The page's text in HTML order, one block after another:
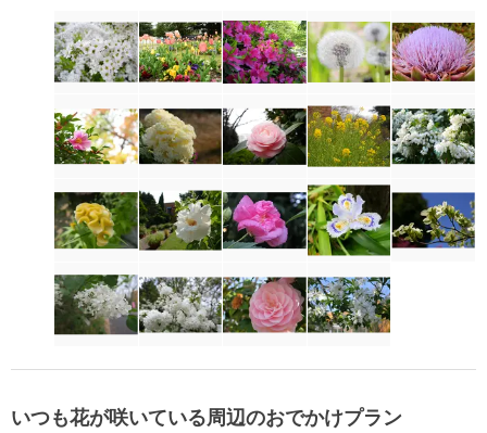
いつも花が咲いている周辺のおでかけプラン